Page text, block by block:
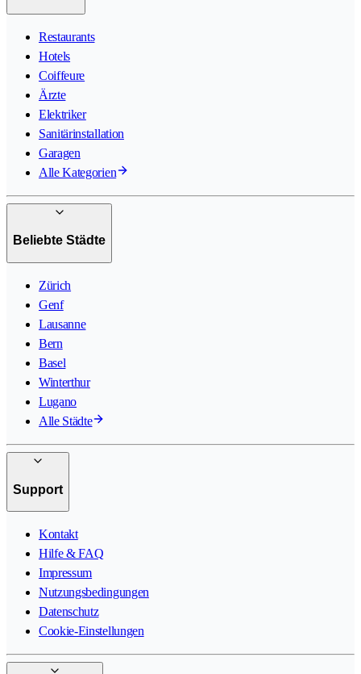
Restaurants
Hotels
Coiffeure
Ärzte
Elektriker
Sanitärinstallation
Garagen
Alle Kategorien
Beliebte Städte
Zürich
Genf
Lausanne
Bern
Basel
Winterthur
Lugano
Alle Städte
Support
Kontakt
Hilfe & FAQ
Impressum
Nutzungsbedingungen
Datenschutz
Cookie-Einstellungen